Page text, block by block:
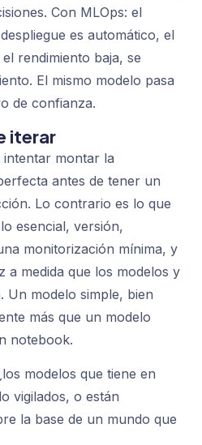
Con MLOps: el
es automático, el
rendimiento baja, se
El mismo modelo pasa
de confianza.
iterar
montar la
antes de tener un
Lo contrario es lo que
esencial, versión,
monitorización mínima, y
a medida que los modelos y
Un modelo simple, bien
más que un modelo
notebook.
modelos que tiene en
vigilados, o están
la base de un mundo que